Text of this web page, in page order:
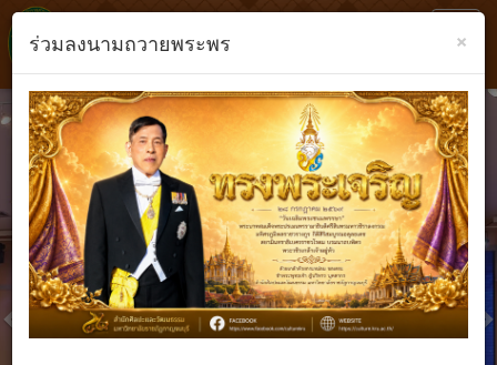
Previous
×
ร่วมลงนามถวายพระพร